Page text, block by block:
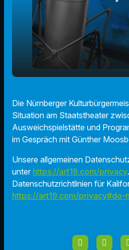
play_arrow - Situation am
00:00
Die Nürnberger
Situation am Staatstheater
Ausweichspielstätte und
im Gespräch mit Günther
Unsere allgemeinen
unter https://art19.com/privacy
Datenschutzrichtlinien für
https://art19.com/